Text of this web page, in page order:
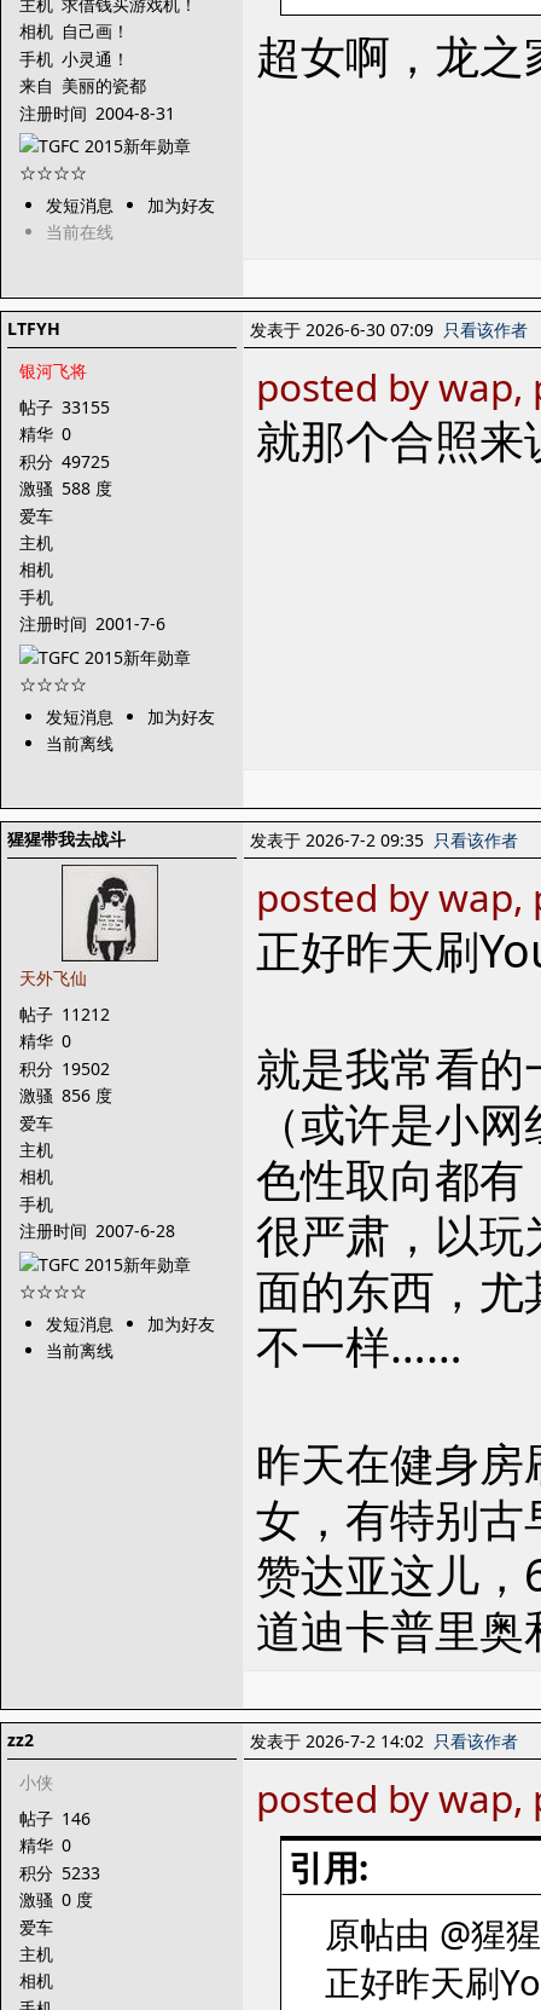
相机 自己画！
手机 小灵通！
来自 美丽的瓷都
注册时间 2004-8-31
发短消息
加为好友
当前在线
超女啊，龙
LTFYH
银河飞将
帖子 33155
精华 0
积分 49725
激骚 588 度
爱车
主机
相机
手机
注册时间 2001-7-6
发短消息
加为好友
当前离线
发表于 2026-6-30 07:09 只看该作者
posted by
就那个合照
猩猩带我去战斗
天外飞仙
帖子 11212
精华 0
积分 19502
激骚 856 度
爱车
主机
相机
手机
注册时间 2007-6-28
发短消息
加为好友
当前离线
发表于 2026-7-2 09:35 只看该作者
posted by
正好昨天刷
就是我常看
（或许是小
色性取向都
很严肃，以
面的东西，
不一样……
昨天在健身
女，有特别
赞达亚这儿
道迪卡普里
zz2
小侠
帖子 146
精华 0
积分 5233
激骚 0 度
爱车
主机
相机
发表于 2026-7-2 14:02 只看该作者
posted by
引用:
原帖由 @猩
正好昨天刷